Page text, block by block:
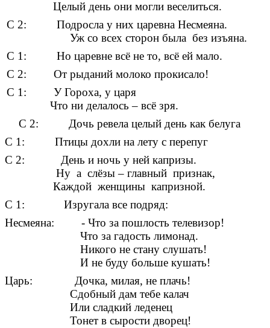
Целый день они могли веселиться.
у них царевна Несмеяна.
всех сторон была без изъяна.
царевне всё не то, всё ей мало.
рыданий молоко прокисало!
Гороха, у царя
Что ни делалось – всё зря.
ревела целый день как белуга
С 1: Птицы дохли на лету с перепуг
С 2: День и ночь у ней капризы.
Ну а слёзы – главный признак,
Каждой женщины капризной.
С 1: Изругала все подряд:
Несмеяна: - Что за пошлость телевизор!
Что за гадость лимонад.
Никого не стану слушать!
И не буду больше кушать!
Царь: Дочка, милая, не плачь!
Сдобный дам тебе калач
Или сладкий леденец
Тонет в сырости дворец!